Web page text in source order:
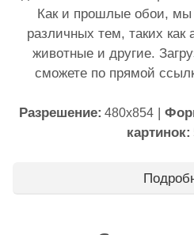
Как и прошлые обои, мы
различных тем, таких
животные и другие.
сможете по прямой
Разрешение: 480x854 |
картинок: